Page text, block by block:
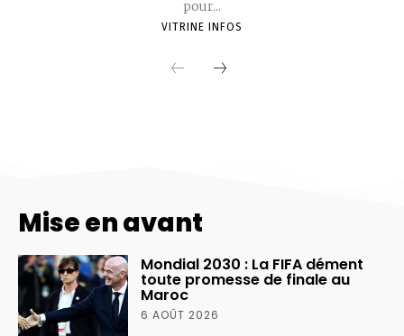
Mise en avant
Mondial 2030 : La FIFA dément
toute promesse de finale au
Maroc
6 AOÛT 2026